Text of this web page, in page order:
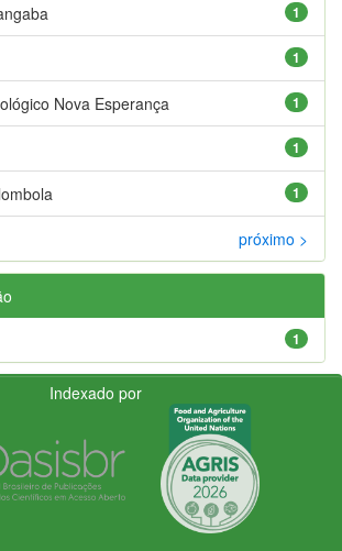
1
1
1
Nova Esperança
1
1
próximo >
1
Indexado por